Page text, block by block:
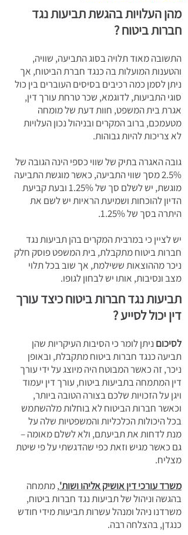
מהן העלויות בהגשת תביעות נגד
חברות ביטוח ?
התשובה מאוד תלויה בסוג התביעה, שוויה,
והטענות המועלות בה כנגד חברת הביטוח, אך
ניתן לסמן כמה רכיבים בסיסים העוברים בין כול
סוגי התביעות, לדוגמא, שכר טרחת עורך דין,
אגרת בית המשפט, חוות דעת של מומחה
מטעמכם, ברוב המקרים ובניהול נכון העלויות
לא צריכות להיות גבוהות.
גובה האגרה בתיק של שווי כספי הינה הגובה של
2.5% מסך שווי התביעה, כאשר מוגשת התביעה
מוגשת, יש לשלם סך של 1.25% ובעת קביעת
הדיון להוכחות ושמיעת הראיות יש לשם את
היתרה בסך של 1.25%.
יש לציין כי במרבית המקרים בהן תביעות נגד
חברות ביטוח מתקבלת, בית המשפט פוסק חלק
ניכר מההוצאות ששילמת, אך שוב בכל תלוי
מצב ונסיבות, אותו יש לבחון לגופו.
תביעות נגד חברות ביטוח כיצד עורך
דין יכול לסייע ?
לסיכום ניתן לומר כי הסיבות העיקריות שהן
תביעה כנגד חברות ביטוח מתקבלת, ובאופן
ניכר, זה כאשר המבוטח היה מיוצג על ידי עורך
דין המתמחה בתביעות ביטוח, עורך דין יעמוד
ויגן על הזכויות שלכם בצורה הטובה ביותר,
וכאשר חברות הביטוח לא בוחלות מלהשתמש
בכל היכולות הכלכליות והמשפטיות שלה על
מנת לדחות את תביעתם, ולא לשלם מאומה –
גם כאשר מגיש וזאת כפי שהדגשתי על פי שיטת
מצליח.
משרד עורכי דין אושיק אליהו ושות', מתמחה
בהגשה וניהול של תביעות נגד חברות ביטוח,
משרדנו ניהל ומנהל עשרות תביעות מידי חודש
כנגדן, בהצלחה רבה.